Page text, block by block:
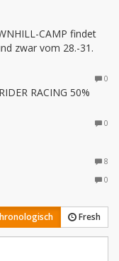
CAMP findet
zwar vom 28.-31.
0
RACING 50%
0
8
0
Fresh